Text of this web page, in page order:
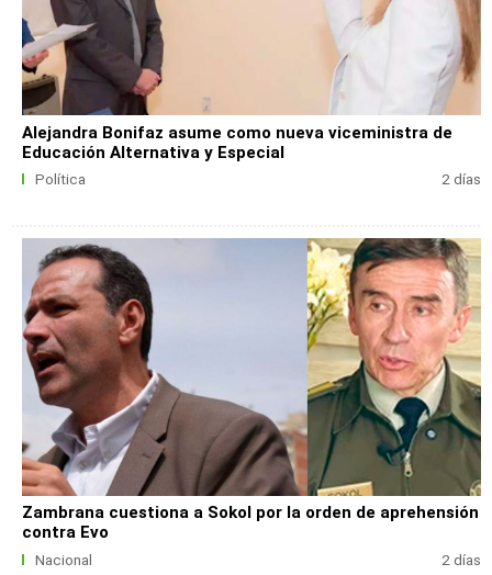
Alejandra Bonifaz asume como nueva viceministra de
Educación Alternativa y Especial
Política 2 días
Zambrana cuestiona a Sokol por la orden de aprehensión
contra Evo
Nacional 2 días